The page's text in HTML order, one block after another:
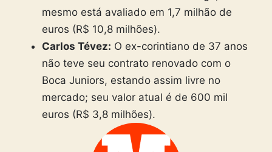
mesmo está avaliado em 1,7 milhão de
euros (R$ 10,8 milhões).
Carlos Tévez: O ex-corintiano de 37 anos
não teve seu contrato renovado com o
Boca Juniors, estando assim livre no
mercado; seu valor atual é de 600 mil
euros (R$ 3,8 milhões).